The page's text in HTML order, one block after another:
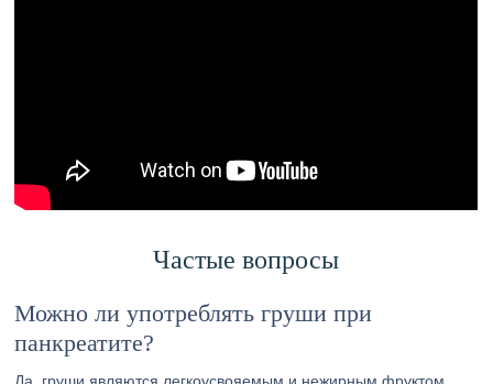
Частые вопросы
Можно ли употреблять груши при
панкреатите?